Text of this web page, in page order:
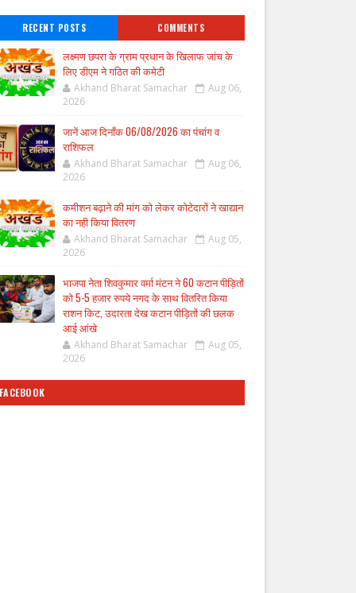
RECENT POSTS COMMENTS
लक्ष्मण छपरा के ग्राम प्रधान के खिलाफ जांच के
लिए डीएम ने गठित की कमेटी
Akhand Bharat Samachar
Aug 06,
2026
जानें आज दिनाँक 06/08/2026 का पंचांग व
राशिफल
Akhand Bharat Samachar
Aug 06,
2026
कमीशन बढ़ाने की मांग को लेकर कोटेदारों ने खाद्यान
का नही किया वितरण
Akhand Bharat Samachar
Aug 05,
2026
भाजपा नेता शिवकुमार वर्मा मंटन ने 60 कटान पीड़ितों
को 5-5 हजार रुपये नगद के साथ वितरित किया
राशन किट, उदारता देख कटान पीड़ितों की छलक
आई आंखे
Akhand Bharat Samachar
Aug 05,
2026
FACEBOOK